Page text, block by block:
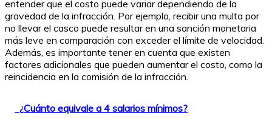
entender que el costo puede variar dependiendo de la
gravedad de la infracción. Por ejemplo, recibir una multa por
no llevar el casco puede resultar en una sanción monetaria
más leve en comparación con exceder el límite de velocidad.
Además, es importante tener en cuenta que existen
factores adicionales que pueden aumentar el costo, como la
reincidencia en la comisión de la infracción.
¿Cuánto equivale a 4 salarios mínimos?